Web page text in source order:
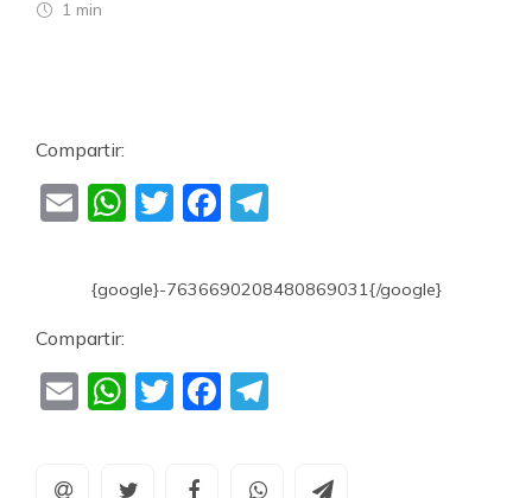
1 min
Compartir:
EmailWhatsApp
TwitterFacebook
{google}-7636690208480869031{/google}
Compartir:
EmailWhatsApp
TwitterFacebook